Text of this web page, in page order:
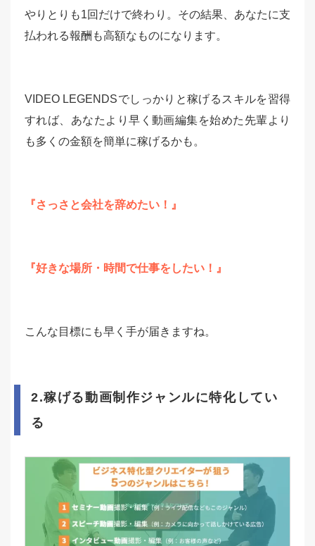
やりとりも1回だけで終わり。その結果、あなたに支
払われる報酬も高額なものになります。
VIDEO LEGENDSでしっかりと稼げるスキルを習得
すれば、あなたより早く動画編集を始めた先輩より
も多くの金額を簡単に稼げるかも。
『さっさと会社を辞めたい！』
『好きな場所・時間で仕事をしたい！』
こんな目標にも早く手が届きますね。
2.稼げる動画制作ジャンルに特化してい
る